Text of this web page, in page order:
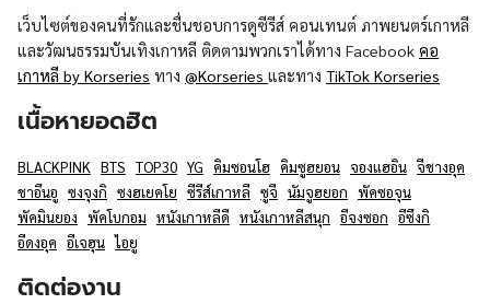
เว็บไซต์ของคนที่รักและชื่นชอบการดูซีรีส์ คอนเทนต์ ภาพยนตร์เกาหลี
และวัฒนธรรมบันเทิงเกาหลี ติดตามพวกเราได้ทาง Facebook คอ
เกาหลี by Korseries ทาง @Korseries และทาง TikTok Korseries
เนื้อหายอดฮิต
BLACKPINK BTS TOP30 YG คิมซอนโฮ คิมซูฮยอน จองแฮอิน จีชางอุค
ชาอึนอู ซงจุงกิ ซงฮเยคโย ซีรีส์เกาหลี ซูจี นัมจูฮยอก พัคซอจุน
พัคมินยอง พัคโบกอม หนังเกาหลีดี หนังเกาหลีสนุก อีจงซอก อีซึงกิ
อีดงอุค อีเจฮุน ไอยู
ติดต่องาน